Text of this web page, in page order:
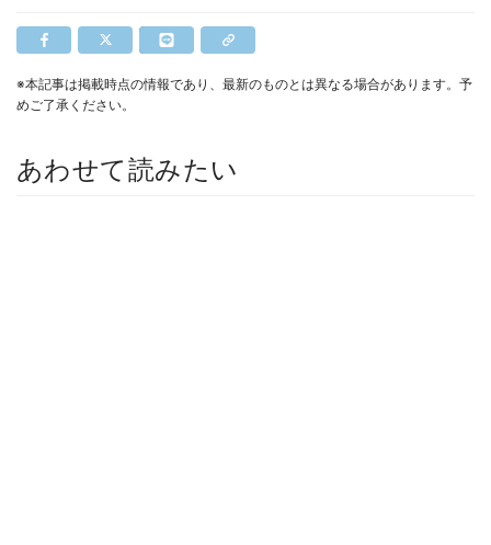
※本記事は掲載時点の情報であり、最新のものとは異なる場合があります。予
めご了承ください。
あわせて読みたい